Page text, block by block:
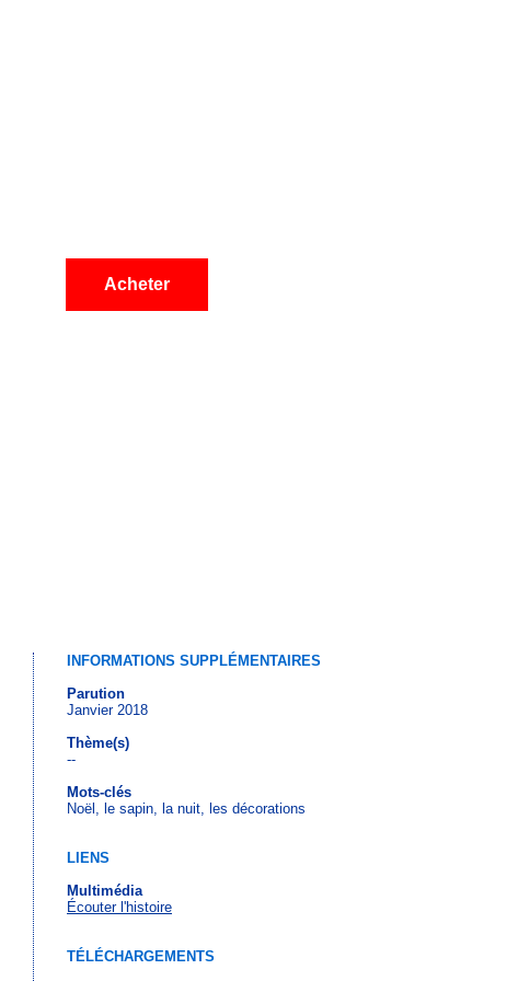
Acheter
INFORMATIONS SUPPLÉMENTAIRES
Parution
Janvier 2018
Thème(s)
--
Mots-clés
Noël, le sapin, la nuit, les décorations
LIENS
Multimédia
Écouter l'histoire
TÉLÉCHARGEMENTS